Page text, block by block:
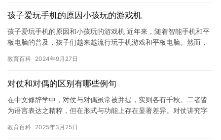
孩子爱玩手机的原因小孩玩的游戏机
孩子爱玩手机的原因和小孩玩的游戏机 近年来，随着智能手机和平
板电脑的普及，孩子们越来越流行玩手机游戏和平板电脑。然而，
影响…
教育百科 2024年9月27日
对仗和对偶的区别有哪些例句
在中文修辞学中，对仗与对偶虽常被并提，实则各有千秋。二者皆
为语言表达之精粹，但在形式与功能上存在显著差异。对仗讲究字
与节奏…
教育百科 2025年3月25日